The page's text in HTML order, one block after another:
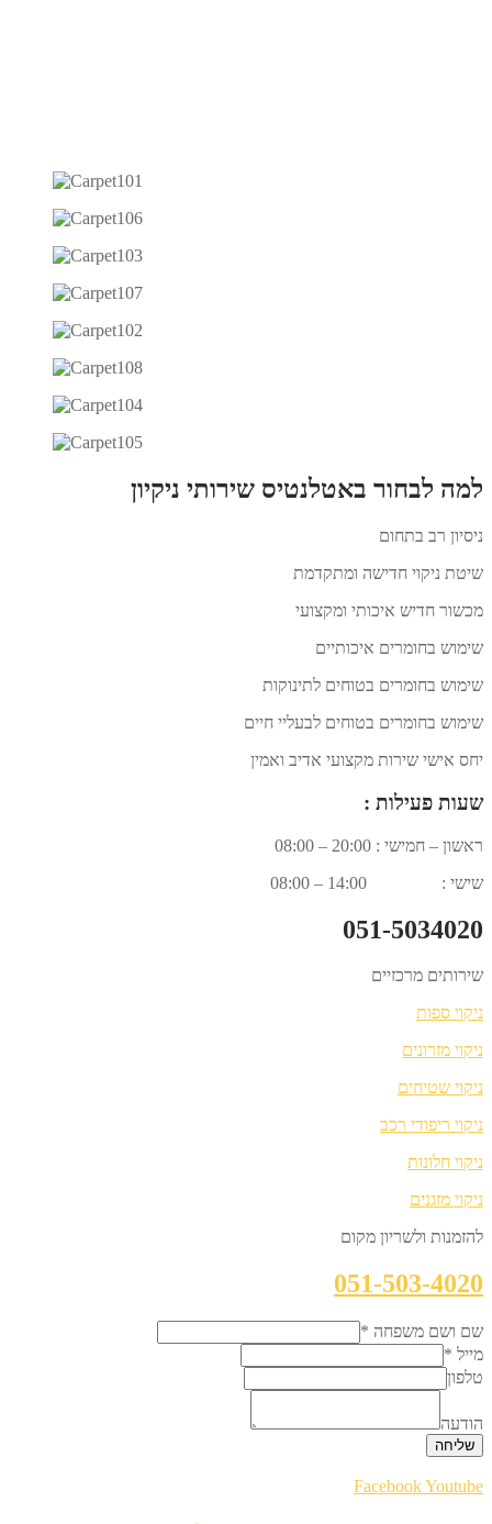
למה לבחור באטלנטיס שירותי ניקיון
ניסיון רב בתחום
שיטת ניקוי חדישה ומתקדמת
מכשור חדיש איכותי ומקצועי
שימוש בחומרים איכותיים
שימוש בחומרים בטוחים לתינוקות
שימוש בחומרים בטוחים לבעליי חיים
יחס אישי שירות מקצועי אדיב ואמין
שעות פעילות :
ראשון – חמישי : 20:00 – 08:00
שישי : 14:00 – 08:00
051-5034020
שירותים מרכזיים
ניקוי ספות
ניקוי מזרונים
ניקוי שטיחים
ניקוי ריפודי רכב
ניקוי חלונות
ניקוי מזגנים
להזמנות ולשריון מקום
051-503-4020
שם ושם משפחה *
מייל *
טלפון
הודעה
שליחה
FacebookYoutube